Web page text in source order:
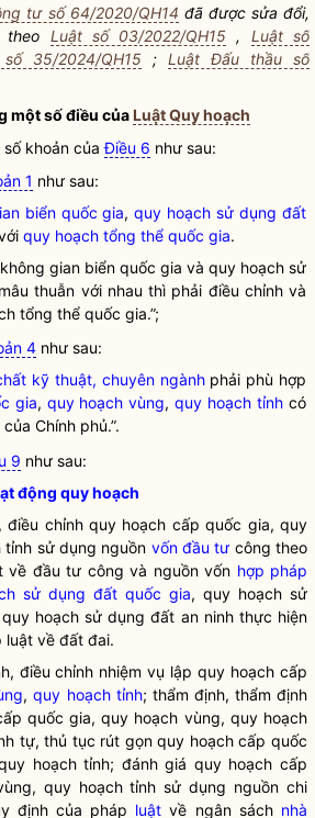
tư số 64/2020/QH14 đã được sửa đổi,
theo Luật số 03/2022/QH15 , Luật số
35/2024/QH15 ; Luật Đấu thầu số
một số điều củaLuật Quy hoạch
số khoản củaĐiều 6 như sau:
1 như sau:
biển quốc gia,quy hoạch sử dụng đất
quy hoạch tổng thể quốc gia.
gian biển quốc gia và quy hoạch sử
thuẫn với nhau thì phải điều chỉnh và
tổng thể quốc gia.”;
4 như sau:
kỹ thuật, chuyên ngànhphải phù hợp
gia, quy hoạch vùng,quy hoạch tỉnh có
Chính phủ.”.
9 như sau:
động quy hoạch
chỉnh quy hoạch cấp quốc gia,quy
tỉnh sử dụng nguồn vốn đầu tư công theo
về đầu tư công và nguồn vốn hợp pháp
sử dụng đất quốc gia, quy hoạch sử
hoạch sử dụng đất an ninh thực hiện
luật về đất đai.
điều chỉnh nhiệm vụ lập quy hoạch cấp
,quy hoạch tỉnh; thẩm định, thẩm định
quốc gia,quy hoạch vùng, quy hoạch
tự, thủ tục rút gọn quy hoạch cấp quốc
hoạch tỉnh; đánh giá quy hoạch cấp
, quy hoạch tỉnh sử dụng nguồn chi
định của pháp luật về ngân sách nhà